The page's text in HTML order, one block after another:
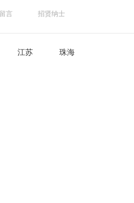
言 招贤纳士
江苏 珠海